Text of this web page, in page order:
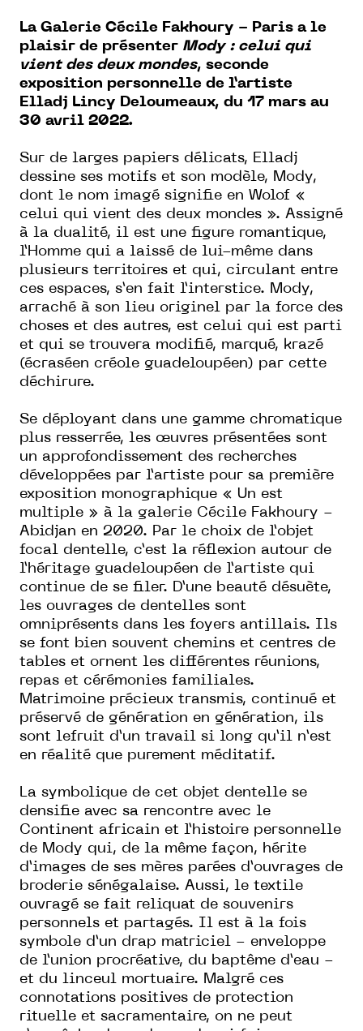
La Galerie Cécile Fakhoury - Paris a le
plaisir de présenter Mody : celui qui
vient des deux mondes, seconde
exposition personnelle de l’artiste
Elladj Lincy Deloumeaux, du 17 mars au
30 avril 2022.
Sur de larges papiers délicats, Elladj
dessine ses motifs et son modèle, Mody,
dont le nom imagé signifie en Wolof «
celui qui vient des deux mondes ». Assigné
à la dualité, il est une figure romantique,
l’Homme qui a laissé de lui-même dans
plusieurs territoires et qui, circulant entre
ces espaces, s’en fait l’interstice. Mody,
arraché à son lieu originel par la force des
choses et des autres, est celui qui est parti
et qui se trouvera modifié, marqué, krazé
(écraséen créole guadeloupéen) par cette
déchirure.
Se déployant dans une gamme chromatique
plus resserrée, les œuvres présentées sont
un approfondissement des recherches
développées par l’artiste pour sa première
exposition monographique « Un est
multiple » à la galerie Cécile Fakhoury -
Abidjan en 2020. Par le choix de l’objet
focal dentelle, c’est la réflexion autour de
l’héritage guadeloupéen de l’artiste qui
continue de se filer. D’une beauté désuète,
les ouvrages de dentelles sont
omniprésents dans les foyers antillais. Ils
se font bien souvent chemins et centres de
tables et ornent les différentes réunions,
repas et cérémonies familiales.
Matrimoine précieux transmis, continué et
préservé de génération en génération, ils
sont lefruit d’un travail si long qu’il n’est
en réalité que purement méditatif.
La symbolique de cet objet dentelle se
densifie avec sa rencontre avec le
Continent africain et l’histoire personnelle
de Mody qui, de la même façon, hérite
d’images de ses mères parées d’ouvrages de
broderie sénégalaise. Aussi, le textile
ouvragé se fait reliquat de souvenirs
personnels et partagés. Il est à la fois
symbole d’un drap matriciel - enveloppe
de l’union procréative, du baptême d’eau -
et du linceul mortuaire. Malgré ces
connotations positives de protection
rituelle et sacramentaire, on ne peut